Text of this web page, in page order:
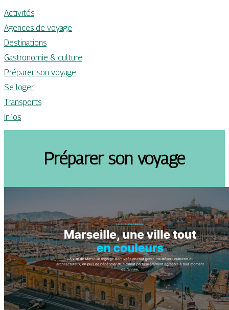
Activités
Agences de voyage
Destinations
Gastronomie & culture
Préparer son voyage
Se loger
Transports
Infos
Préparer son voyage